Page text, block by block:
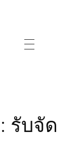
รับจัด